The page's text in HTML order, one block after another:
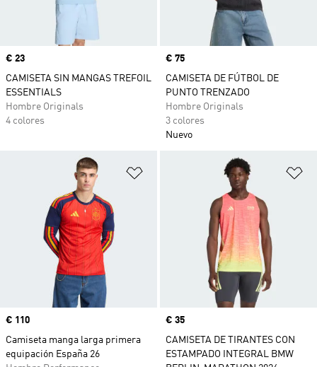
Precio
€ 23
CAMISETA SIN MANGAS TREFOIL
ESSENTIALS
Hombre Originals
4 colores
Precio
€ 75
CAMISETA DE FÚTBOL DE
PUNTO TRENZADO
Hombre Originals
3 colores
Nuevo
Añadir a la lista de deseos
Precio
€ 110
Camiseta manga larga primera
equipación España 26
Precio
€ 35
CAMISETA DE TIRANTES CON
ESTAMPADO INTEGRAL BMW